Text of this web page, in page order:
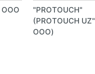
ООО
"PROTOUCH"
(PROTOUCH UZ"
ООО)